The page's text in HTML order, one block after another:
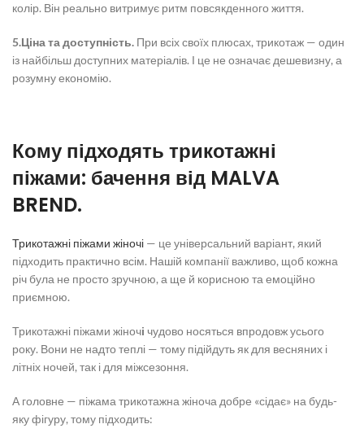
колір. Він реально витримує ритм повсякденного життя.
5.Ціна та доступність. При всіх своїх плюсах, трикотаж — один
із найбільш доступних матеріалів. І це не означає дешевизну, а
розумну економію.
Кому підходять трикотажні
піжами: бачення від MALVA
BREND.
Трикотажні піжами жіночі — це універсальний варіант, який
підходить практично всім. Нашій компанії важливо, щоб кожна
річ була не просто зручною, а ще й корисною та емоційно
приємною.
Трикотажні піжами жіночі чудово носяться впродовж усього
року. Вони не надто теплі — тому підійдуть як для весняних і
літніх ночей, так і для міжсезоння.
А головне — піжама трикотажна жіноча добре «сідає» на будь-
яку фігуру, тому підходить: